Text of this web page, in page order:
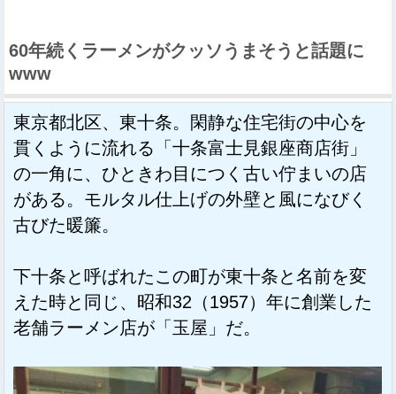
60年続くラーメンがクッソうまそうと話題に
www
東京都北区、東十条。閑静な住宅街の中心を
貫くように流れる「十条富士見銀座商店街」
の一角に、ひときわ目につく古い佇まいの店
がある。モルタル仕上げの外壁と風になびく
古びた暖簾。
下十条と呼ばれたこの町が東十条と名前を変
えた時と同じ、昭和32（1957）年に創業した
老舗ラーメン店が「玉屋」だ。